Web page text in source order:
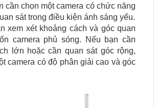
cần chọn một camera có chức năng
sát trong điều kiện ánh sáng yếu.
xem xét khoảng cách và góc quan
camera phủ sóng. Nếu bạn cần
lớn hoặc cần quan sát góc rộng,
camera có độ phân giải cao và góc